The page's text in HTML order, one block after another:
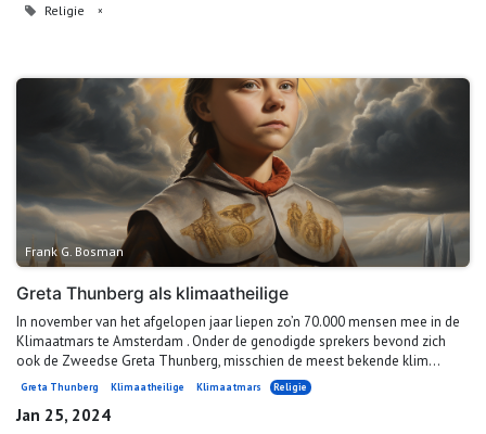
Religie ×
Frank G. Bosman
Greta Thunberg als klimaatheilige
In november van het afgelopen jaar liepen zo’n 70.000 mensen mee in de
Klimaatmars te Amsterdam . Onder de genodigde sprekers bevond zich
ook de Zweedse Greta Thunberg, misschien de meest bekende klim...
Greta Thunberg Klimaatheilige Klimaatmars Religie
Jan 25, 2024